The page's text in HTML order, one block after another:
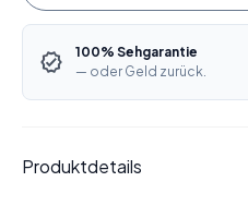
100% Sehgarantie
— oder Geld zurück.
Produktdetails